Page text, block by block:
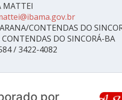
MATTEI
CONTENDAS DO
DO SINCORÁ-BA
/ 3422-4082